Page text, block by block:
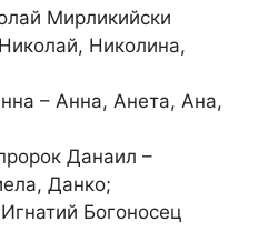
Мирликийски
Николина,
– Анна, Анета, Ана,
Данаил –
Данко;
Богоносец